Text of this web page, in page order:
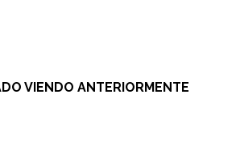
VIENDO ANTERIORMENTE